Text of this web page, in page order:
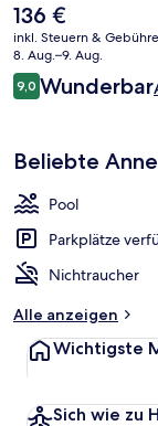
Der
aktuelle
Preis
beträgt
136 €.
136 €
inkl. Steuern &
8. Aug.–9. Aug.
Bewertungen
9,09,0 von 10.
Wunderbar
Beliebte
Pool
Parkplätze
Nichtraucher
Alle anzeigen
Wichtigste
Sich wie zu